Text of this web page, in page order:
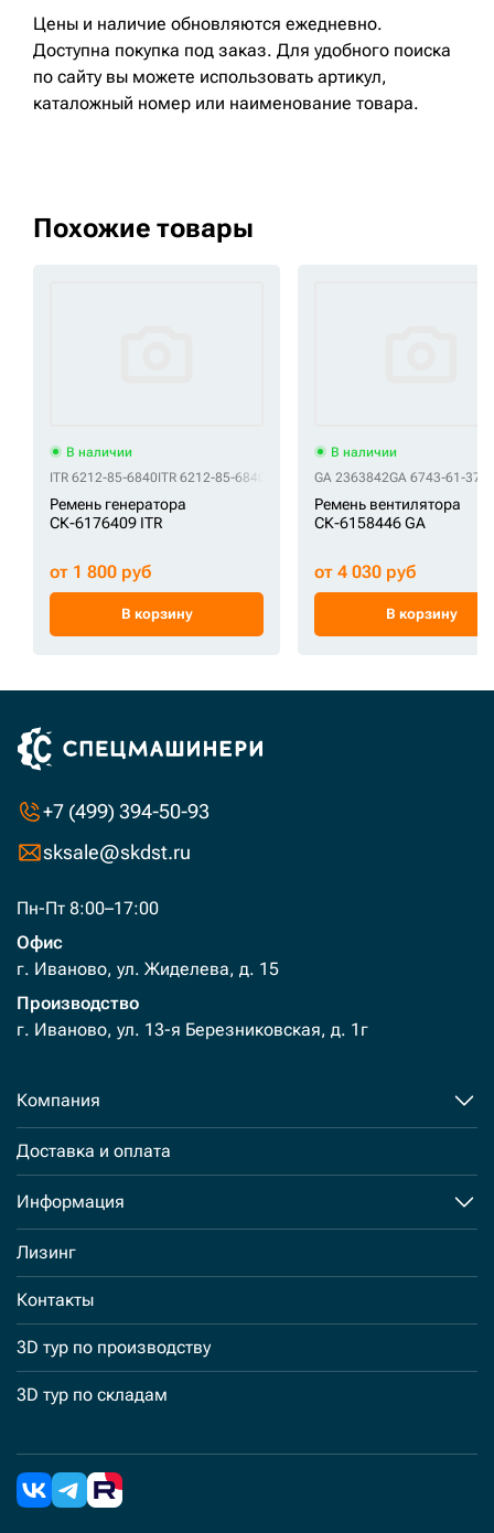
Цены и наличие обновляются ежедневно.
Доступна покупка под заказ. Для удобного поиска
по сайту вы можете использовать артикул,
каталожный номер или наименование товара.
Похожие товары
В наличии
ITR 6212-85-6840ITR 6212-85-6840-MS ITR 6212-85-6840-NIK
Ремень генератора
СК-6176409 ITR
от 1 800 руб
В корзину
В наличии
GA 2363842GA 6743-61-
Ремень вентилятора
СК-6158446 GA
от 4 030 руб
В корзину
+7 (499) 394-50-93
sksale@skdst.ru
Пн-Пт 8:00–17:00
Офис
г. Иваново, ул. Жиделева, д. 15
Производство
г. Иваново, ул. 13-я Березниковская, д. 1г
Компания
Доставка и оплата
Информация
Лизинг
Контакты
3D тур по производству
3D тур по складам